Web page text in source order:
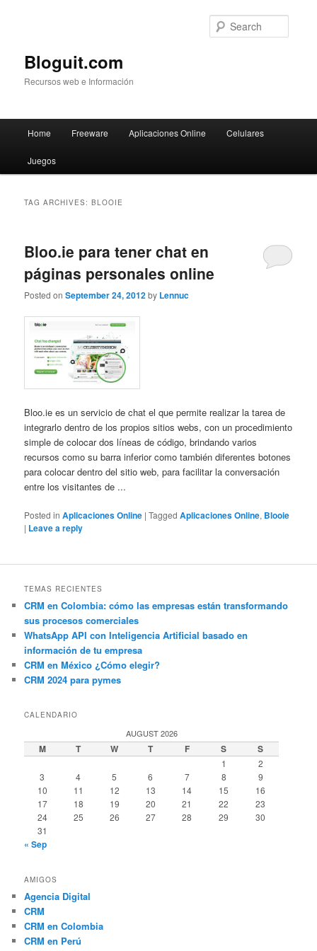
Bloguit.com
Recursos web e Información
Skip
to
Skip
to
Home Freeware Aplicaciones Online Celulares
Juegos
TAG ARCHIVES:BLOOIE
Bloo.ie para tener chat en
páginas personales online
Posted onSeptember 24, 2012by Lennuc
Bloo.ie es un servicio de chat el que permite realizar la tarea de
integrarlo dentro de los propios sitios webs, con un procedimiento
simple de colocar dos líneas de código, brindando varios
recursos como su barra inferior como también diferentes botones
para colocar dentro del sitio web, para facilitar la conversación
entre los visitantes de ...
Posted in Aplicaciones Online |Tagged Aplicaciones Online, Blooie
| Leave a reply
TEMAS RECIENTES
CRM en Colombia: cómo las empresas están transformando
sus procesos comerciales
WhatsApp API con Inteligencia Artificial basado en
información de tu empresa
CRM en México ¿Cómo elegir?
CRM 2024 para pymes
CALENDARIO
AUGUST 2026
M T W T F S S
1
2
3
4 5 6 7 8
9
10
11 12 13 14 15
16
17
18 19 20 21 22
23
24
25 26 27 28 29
30
31
« Sep
AMIGOS
Agencia Digital
CRM
CRM en Colombia
CRM en Perú